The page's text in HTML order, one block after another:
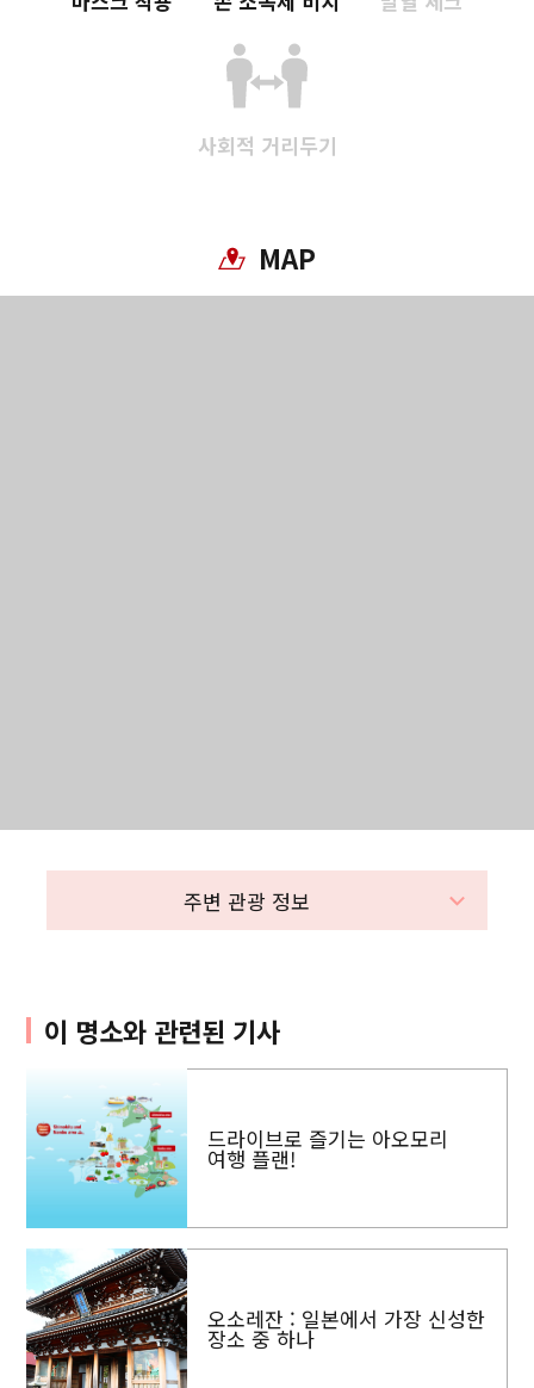
사회적 거리두기
MAP
주변 관광 정보
이 명소와 관련된 기사
드라이브로 즐기는 아오모리
여행 플랜!
오소레잔 : 일본에서 가장 신성한
장소 중 하나